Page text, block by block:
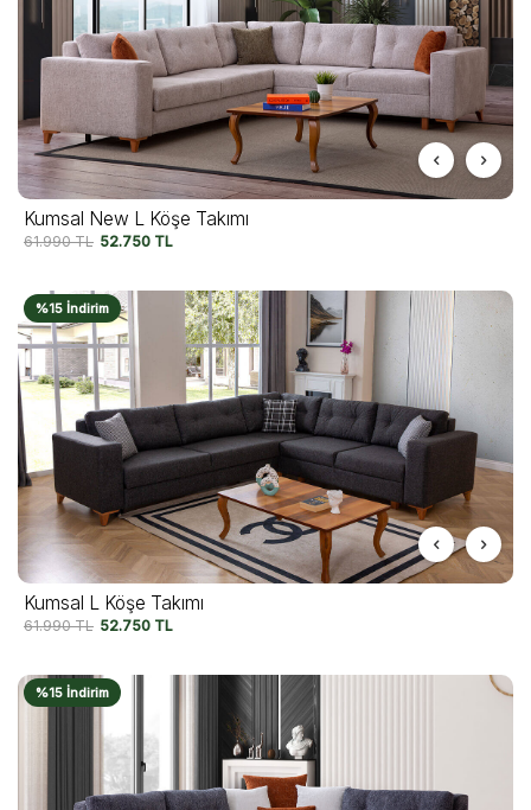
Kumsal New L Köşe Takımı
61.990TL 52.750 TL
%15 İndirim
Kumsal L Köşe Takımı
61.990TL 52.750 TL
%15 İndirim